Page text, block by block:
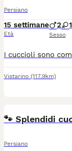
Persiano
15 settimane
Età
2 1
Sesso
Vistarino (117.9km)
🐾 Splendidi
Persiano